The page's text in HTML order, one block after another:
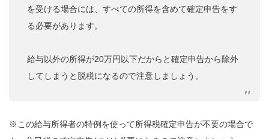
を受ける場合には、すべての所得を含めて確定申告をす
る必要があります。
給与以外の所得が20万円以下だからと確定申告から除外
してしまうと脱税になるので注意しましょう。
※この給与所得者の特例を使って所得税確定申告が不要の場合で